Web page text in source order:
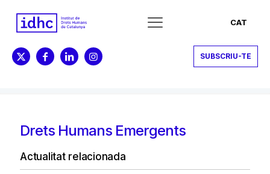
CAT
SUBSCRIU-TE
Drets Humans Emergents
Actualitat relacionada